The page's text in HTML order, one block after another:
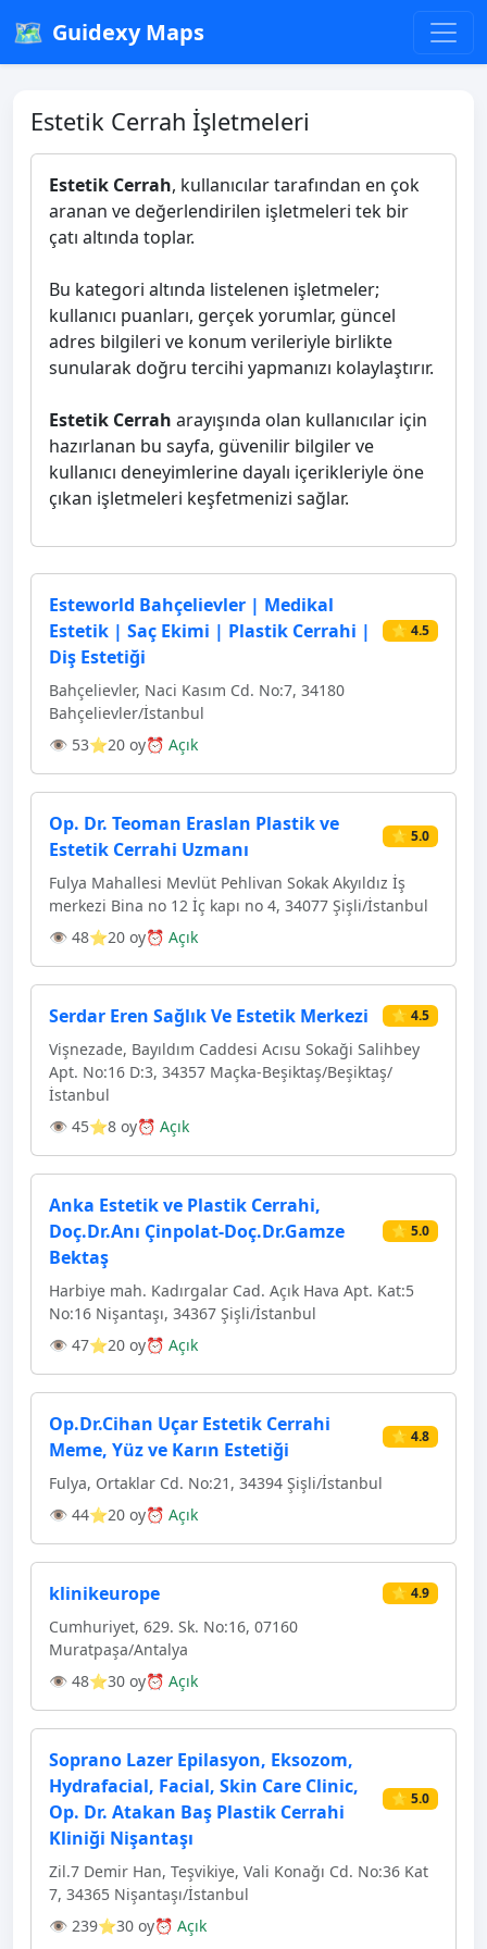
🗺️ Guidexy Maps
Estetik Cerrah İşletmeleri
Estetik Cerrah, kullanıcılar tarafından en çok
aranan ve değerlendirilen işletmeleri tek bir
çatı altında toplar.
Bu kategori altında listelenen işletmeler;
kullanıcı puanları, gerçek yorumlar, güncel
adres bilgileri ve konum verileriyle birlikte
sunularak doğru tercihi yapmanızı kolaylaştırır.
Estetik Cerrah arayışında olan kullanıcılar için
hazırlanan bu sayfa, güvenilir bilgiler ve
kullanıcı deneyimlerine dayalı içerikleriyle öne
çıkan işletmeleri keşfetmenizi sağlar.
Esteworld Bahçelievler | Medikal
Estetik | Saç Ekimi | Plastik Cerrahi |
Diş Estetiği
⭐ 4.5
Bahçelievler, Naci Kasım Cd. No:7, 34180
Bahçelievler/İstanbul
👁 53⭐20 oy⏰ Açık
Op. Dr. Teoman Eraslan Plastik ve
Estetik Cerrahi Uzmanı
⭐ 5.0
Fulya Mahallesi Mevlüt Pehlivan Sokak Akyıldız İş
merkezi Bina no 12 İç kapı no 4, 34077 Şişli/İstanbul
👁 48⭐20 oy⏰ Açık
Serdar Eren Sağlık Ve Estetik Merkezi ⭐ 4.5
Vişnezade, Bayıldım Caddesi Acısu Sokaği Salihbey
Apt. No:16 D:3, 34357 Maçka-Beşiktaş/Beşiktaş/
İstanbul
👁 45⭐8 oy⏰ Açık
Anka Estetik ve Plastik Cerrahi,
Doç.Dr.Anı Çinpolat-Doç.Dr.Gamze
Bektaş
⭐ 5.0
Harbiye mah. Kadırgalar Cad. Açık Hava Apt. Kat:5
No:16 Nişantaşı, 34367 Şişli/İstanbul
👁 47⭐20 oy⏰ Açık
Op.Dr.Cihan Uçar Estetik Cerrahi
Meme, Yüz ve Karın Estetiği
⭐ 4.8
Fulya, Ortaklar Cd. No:21, 34394 Şişli/İstanbul
👁 44⭐20 oy⏰ Açık
klinikeurope ⭐ 4.9
Cumhuriyet, 629. Sk. No:16, 07160
Muratpaşa/Antalya
👁 48⭐30 oy⏰ Açık
Soprano Lazer Epilasyon, Eksozom,
Hydrafacial, Facial, Skin Care Clinic,
Op. Dr. Atakan Baş Plastik Cerrahi
Kliniği Nişantaşı
⭐ 5.0
Zil.7 Demir Han, Teşvikiye, Vali Konağı Cd. No:36 Kat
7, 34365 Nişantaşı/İstanbul
👁 239⭐30 oy⏰ Açık